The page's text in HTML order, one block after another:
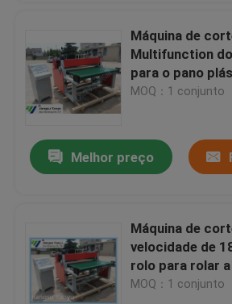
Máquina de
Multifunction
para o pano
das solas
MOQ：1 conjunto
Melhor preço
Máquina de
velocidade de
rolo para rolar
corte
MOQ：1 conjunto